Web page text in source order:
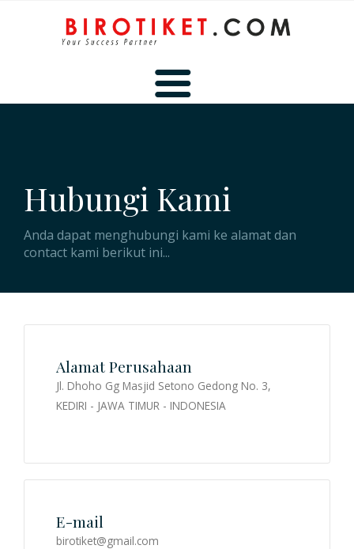
TENTANG KAMI
LOGIN
REGISTRASI
Hubungi Kami
Anda dapat menghubungi kami ke alamat dan
contact kami berikut ini...
Alamat Perusahaan
Jl. Dhoho Gg Masjid Setono Gedong No. 3,
KEDIRI - JAWA TIMUR - INDONESIA
E-mail
birotiket@gmail.com